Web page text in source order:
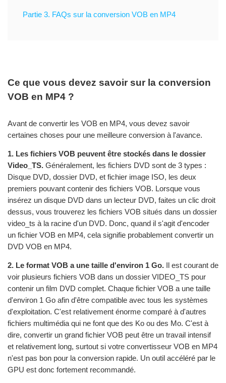
Partie 3. FAQs sur la conversion VOB en MP4
Ce que vous devez savoir sur la conversion
VOB en MP4 ?
Avant de convertir les VOB en MP4, vous devez savoir
certaines choses pour une meilleure conversion à l'avance.
1. Les fichiers VOB peuvent être stockés dans le dossier
Video_TS. Généralement, les fichiers DVD sont de 3 types :
Disque DVD, dossier DVD, et fichier image ISO, les deux
premiers pouvant contenir des fichiers VOB. Lorsque vous
insérez un disque DVD dans un lecteur DVD, faites un clic droit
dessus, vous trouverez les fichiers VOB situés dans un dossier
video_ts à la racine d'un DVD. Donc, quand il s'agit d'encoder
un fichier VOB en MP4, cela signifie probablement convertir un
DVD VOB en MP4.
2. Le format VOB a une taille d'environ 1 Go. Il est courant de
voir plusieurs fichiers VOB dans un dossier VIDEO_TS pour
contenir un film DVD complet. Chaque fichier VOB a une taille
d'environ 1 Go afin d'être compatible avec tous les systèmes
d'exploitation. C'est relativement énorme comparé à d'autres
fichiers multimédia qui ne font que des Ko ou des Mo. C'est à
dire, convertir un grand fichier VOB peut être un travail intensif
et relativement long, surtout si votre convertisseur VOB en MP4
n'est pas bon pour la conversion rapide. Un outil accéléré par le
GPU est donc fortement recommandé.